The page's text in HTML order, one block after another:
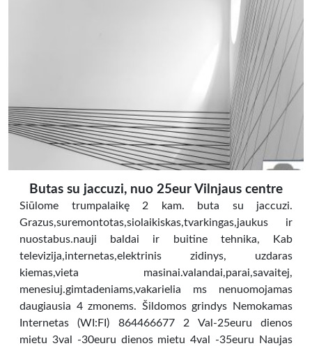
Butas su jaccuzi, nuo 25eur Vilnjaus centre
Siūlome trumpalaikę 2 kam. buta su jaccuzi.
Grazus,suremontotas,siolaikiskas,tvarkingas,jaukus ir
nuostabus.nauji baldai ir buitine tehnika, Kab
televizija,internetas,elektrinis zidinys, uzdaras
kiemas,vieta masinai.valandai,parai,savaitej,
menesiuj.gimtadeniams,vakarielia ms nenuomojamas
daugiausia 4 zmonems. Šildomos grindys Nemokamas
Internetas (WI:FI) 864466677 2 Val-25euru dienos
mietu 3val -30euru dienos mietu 4val -35euru Naujas